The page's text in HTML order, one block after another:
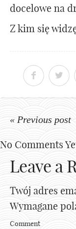
docelowe na
Z kim się
« Previous post
No Comments
Leave a
Twój adres
Wymagane
Comment